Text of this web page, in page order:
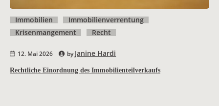
Immobilien
Immobilienverrentung
Krisenmangement
Recht
12. Mai 2026 byJanine Hardi
Rechtliche Einordnung des Immobilienteilverkaufs